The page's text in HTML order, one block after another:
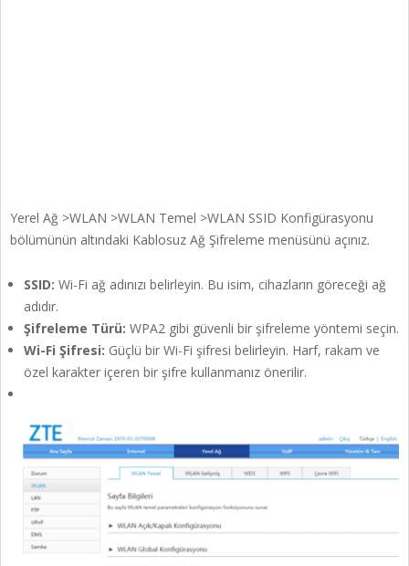
Yerel Ağ >WLAN >WLAN Temel >WLAN SSID Konfigürasyonu
bölümünün altındaki Kablosuz Ağ Şifreleme menüsünü açınız.
SSID: Wi-Fi ağ adınızı belirleyin. Bu isim, cihazların göreceği ağ
adıdır.
Şifreleme Türü: WPA2 gibi güvenli bir şifreleme yöntemi seçin.
Wi-Fi Şifresi: Güçlü bir Wi-Fi şifresi belirleyin. Harf, rakam ve
özel karakter içeren bir şifre kullanmanız önerilir.